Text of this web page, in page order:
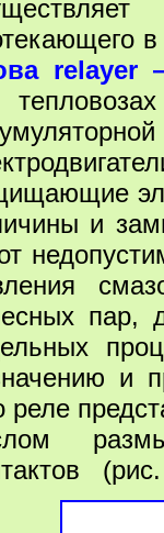
relayer
и
пар,
и
реле